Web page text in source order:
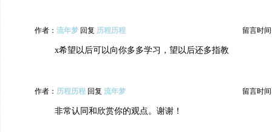
作者： 流年梦 回复 历程历程 留言时间
x希望以后可以向你多多学习，望以后还多指教
作者： 历程历程 回复 流年梦 留言时间
非常认同和欣赏你的观点。谢谢！